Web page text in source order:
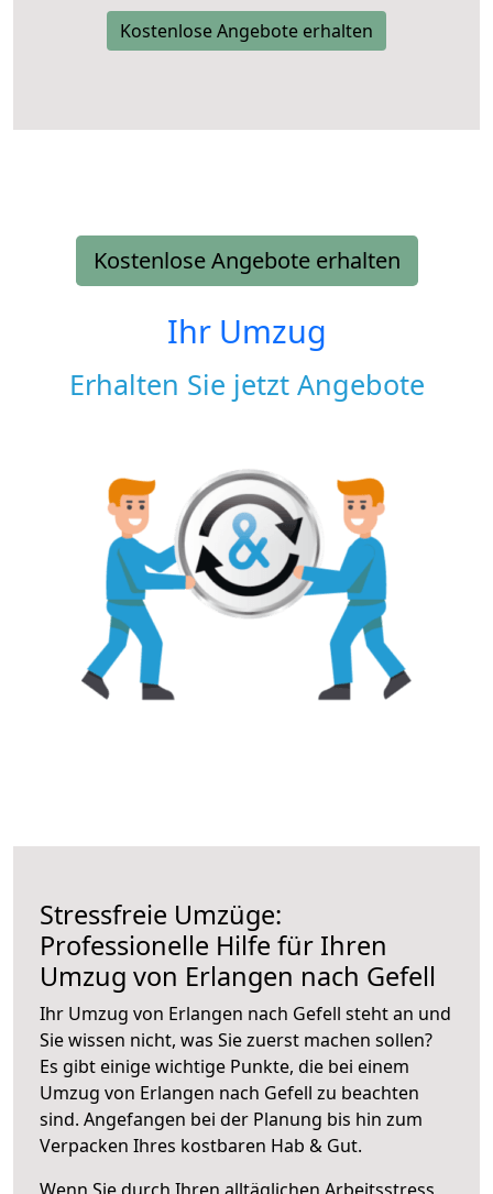
Kostenlose Angebote erhalten
Kostenlose Angebote erhalten
Ihr Umzug
Erhalten Sie jetzt Angebote
Stressfreie Umzüge:
Professionelle Hilfe für Ihren
Umzug von Erlangen nach Gefell
Ihr Umzug von Erlangen nach Gefell steht an und
Sie wissen nicht, was Sie zuerst machen sollen?
Es gibt einige wichtige Punkte, die bei einem
Umzug von Erlangen nach Gefell zu beachten
sind. Angefangen bei der Planung bis hin zum
Verpacken Ihres kostbaren Hab & Gut.